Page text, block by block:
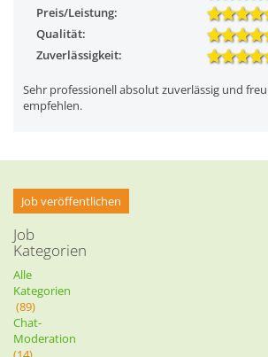
Preis/Leistung:
Qualität:
Zuverlässigkeit:
Sehr professionell absolut zuverlässig und
empfehlen.
Job veröffentlichen
Job
Kategorien
Alle
Kategorien
(89)
Chat-
Moderation